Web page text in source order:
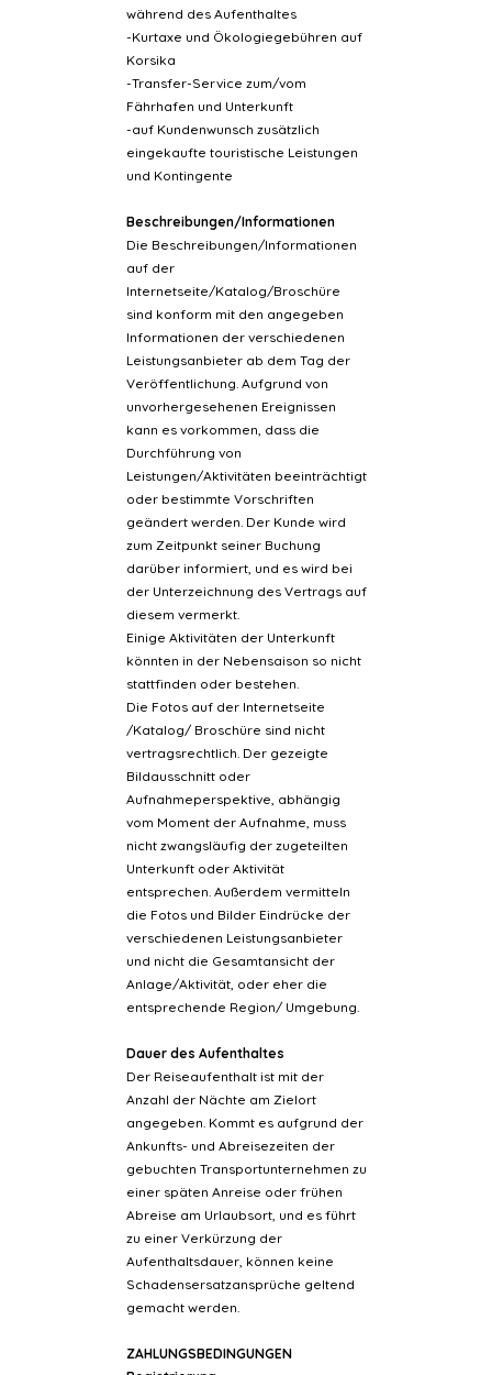
während des Aufenthaltes
-Kurtaxe und Ökologiegebühren auf
Korsika
-Transfer-Service zum/vom
Fährhafen und Unterkunft
-auf Kundenwunsch zusätzlich
eingekaufte touristische Leistungen
und Kontingente
Beschreibungen/Informationen
Die Beschreibungen/Informationen
auf der
Internetseite/Katalog/Broschüre
sind konform mit den angegeben
Informationen der verschiedenen
Leistungsanbieter ab dem Tag der
Veröffentlichung. Aufgrund von
unvorhergesehenen Ereignissen
kann es vorkommen, dass die
Durchführung von
Leistungen/Aktivitäten beeinträchtigt
oder bestimmte Vorschriften
geändert werden. Der Kunde wird
zum Zeitpunkt seiner Buchung
darüber informiert, und es wird bei
der Unterzeichnung des Vertrags auf
diesem vermerkt.
Einige Aktivitäten der Unterkunft
könnten in der Nebensaison so nicht
stattfinden oder bestehen.
Die Fotos auf der Internetseite
/Katalog/ Broschüre sind nicht
vertragsrechtlich. Der gezeigte
Bildausschnitt oder
Aufnahmeperspektive, abhängig
vom Moment der Aufnahme, muss
nicht zwangsläufig der zugeteilten
Unterkunft oder Aktivität
entsprechen. Außerdem vermitteln
die Fotos und Bilder Eindrücke der
verschiedenen Leistungsanbieter
und nicht die Gesamtansicht der
Anlage/Aktivität, oder eher die
entsprechende Region/ Umgebung.
Dauer des Aufenthaltes
Der Reiseaufenthalt ist mit der
Anzahl der Nächte am Zielort
angegeben. Kommt es aufgrund der
Ankunfts- und Abreisezeiten der
gebuchten Transportunternehmen zu
einer späten Anreise oder frühen
Abreise am Urlaubsort, und es führt
zu einer Verkürzung der
Aufenthaltsdauer, können keine
Schadensersatzansprüche geltend
gemacht werden.
ZAHLUNGSBEDINGUNGEN